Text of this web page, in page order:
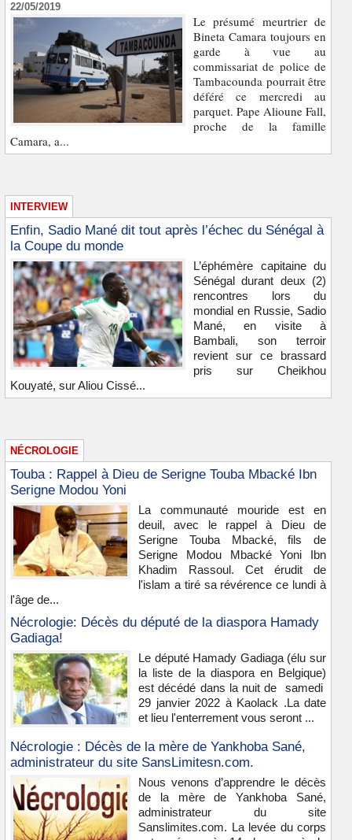
22/05/2019
Le présumé meurtrier de
Bineta Camara toujours en
garde à vue au
commissariat de police de
Tambacounda pourrait être
déféré ce mercredi au
parquet. Pape Alioune Fall,
proche de la famille
Camara, a...
INTERVIEW
Enfin, Sadio Mané dit tout après l’échec du Sénégal à
la Coupe du monde
L’éphémère capitaine du
Sénégal durant deux (2)
rencontres lors du
mondial en Russie, Sadio
Mané, en visite à
Bambali, son terroir
revient sur ce brassard
pris sur Cheikhou
Kouyaté, sur Aliou Cissé...
NÉCROLOGIE
Touba : Rappel à Dieu de Serigne Touba Mbacké Ibn
Serigne Modou Yoni
La communauté mouride est en
deuil, avec le rappel à Dieu de
Serigne Touba Mbacké, fils de
Serigne Modou Mbacké Yoni Ibn
Khadim Rassoul. Cet érudit de
l'islam a tiré sa révérence ce lundi à
l'âge de...
Nécrologie: Décès du député de la diaspora Hamady
Gadiaga!
Le député Hamady Gadiaga (élu sur
la liste de la diaspora en Belgique)
est décédé dans la nuit de samedi
29 janvier 2022 à Kaolack .La date
et lieu l'enterrement vous seront ...
Nécrologie : Décès de la mère de Yankhoba Sané,
administrateur du site SansLimitesn.com.
Nous venons d’apprendre le décès
de la mère de Yankhoba Sané,
administrateur du site
Sanslimites.com. La levée du corps